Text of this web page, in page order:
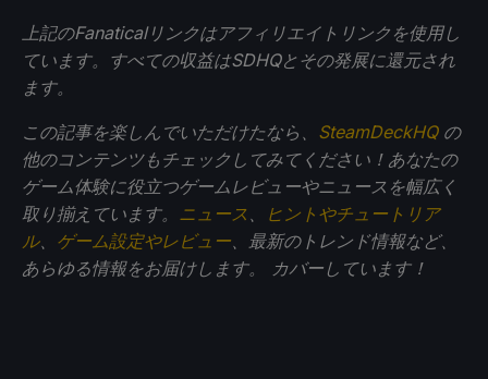
上記のFanaticalリンクはアフィリエイトリンクを使用し
ています。すべての収益はSDHQとその発展に還元され
ます。
この記事を楽しんでいただけたなら、 SteamDeckHQの
他のコンテンツもチェックしてみてください！あなたの
ゲーム体験に役立つゲームレビューやニュースを幅広く
取り揃えています。 ニュース 、
ヒントやチュートリア
ル、 ゲーム設定やレビュー、最新のトレンド情報など、
あらゆる情報をお届けします。
カバーしています！